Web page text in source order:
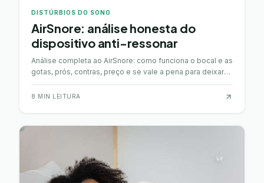
DISTÚRBIOS DO SONO
AirSnore: análise honesta do
dispositivo anti-ressonar
Análise completa ao AirSnore: como funciona o bocal e as
gotas, prós, contras, preço e se vale a pena para deixar
de ressonar.
8 MIN LEITURA